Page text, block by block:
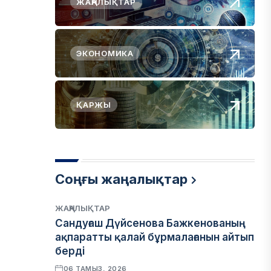
ЭКОНОМИКА
ҚАРЖЫ
Соңғы жаңалықтар
ЖАҢАЛЫҚТАР
Сандуғаш Дүйсенова Бажкенованың
ақпаратты қалай бұрмалағанын айтып
берді
06 ТАМЫЗ, 2026